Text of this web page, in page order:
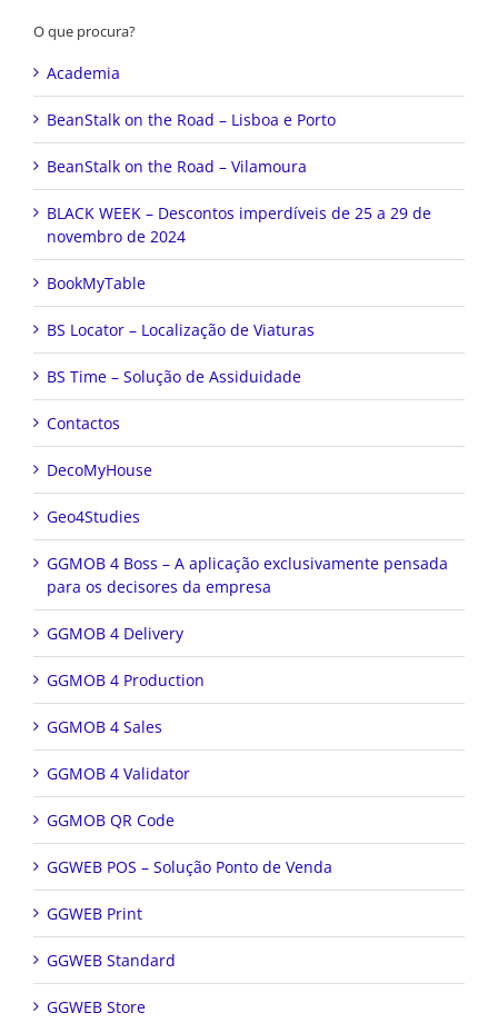
O que procura?
Academia
BeanStalk on the Road – Lisboa e Porto
BeanStalk on the Road – Vilamoura
BLACK WEEK – Descontos imperdíveis de 25 a 29 de
novembro de 2024
BookMyTable
BS Locator – Localização de Viaturas
BS Time – Solução de Assiduidade
Contactos
DecoMyHouse
Geo4Studies
GGMOB 4 Boss – A aplicação exclusivamente pensada
para os decisores da empresa
GGMOB 4 Delivery
GGMOB 4 Production
GGMOB 4 Sales
GGMOB 4 Validator
GGMOB QR Code
GGWEB POS – Solução Ponto de Venda
GGWEB Print
GGWEB Standard
GGWEB Store